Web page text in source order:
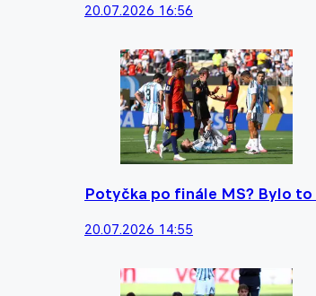
20.07.2026 16:56
Potyčka po finále MS? Bylo
20.07.2026 14:55